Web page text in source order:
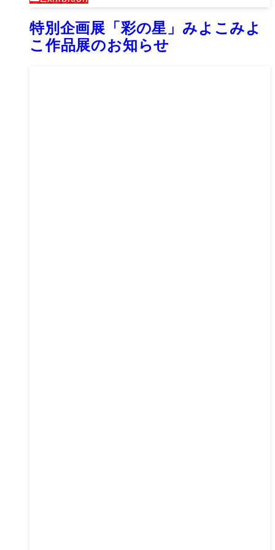
特別企画展「彩の星」みよこみよ
こ作品展のお知らせ